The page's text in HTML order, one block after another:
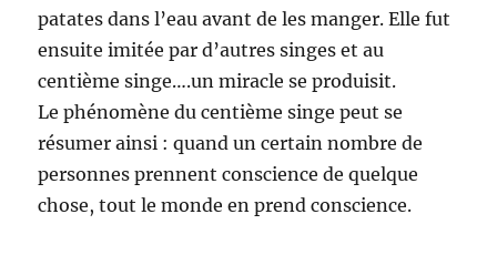
patates dans l’eau avant de les manger. Elle fut
ensuite imitée par d’autres singes et au
centième singe….un miracle se produisit.
Le phénomène du centième singe peut se
résumer ainsi : quand un certain nombre de
personnes prennent conscience de quelque
chose, tout le monde en prend conscience.